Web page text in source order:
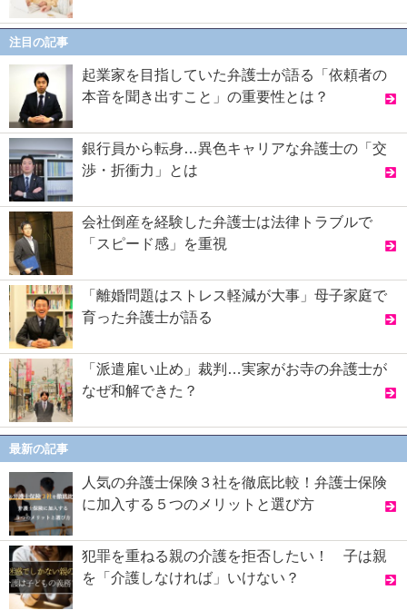
注目の記事
起業家を目指していた弁護士が語る「依頼者の
本音を聞き出すこと」の重要性とは？
銀行員から転身…異色キャリアな弁護士の「交
渉・折衝力」とは
会社倒産を経験した弁護士は法律トラブルで
「スピード感」を重視
「離婚問題はストレス軽減が大事」母子家庭で
育った弁護士が語る
「派遣雇い止め」裁判…実家がお寺の弁護士が
なぜ和解できた？
最新の記事
人気の弁護士保険３社を徹底比較！弁護士保険
に加入する５つのメリットと選び方
犯罪を重ねる親の介護を拒否したい！ 子は親
を「介護しなければ」いけない？